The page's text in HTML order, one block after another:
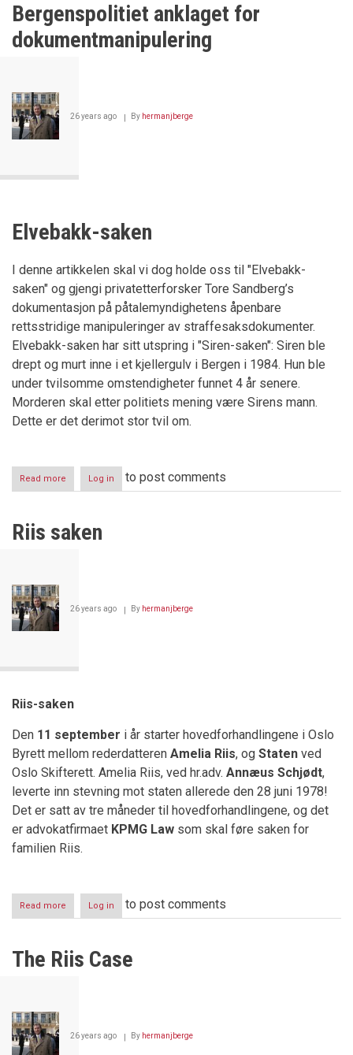
Drammen
byretts
kjennelse
Bergenspolitiet anklaget for
dokumentmanipulering
26 years ago By hermanjberge
Elvebakk-saken
I denne artikkelen skal vi dog holde oss til "Elvebakk-
saken" og gjengi privatetterforsker Tore Sandberg’s
dokumentasjon på påtalemyndighetens åpenbare
rettsstridige manipuleringer av straffesaksdokumenter.
Elvebakk-saken har sitt utspring i "Siren-saken": Siren ble
drept og murt inne i et kjellergulv i Bergen i 1984. Hun ble
under tvilsomme omstendigheter funnet 4 år senere.
Morderen skal etter politiets mening være Sirens mann.
Dette er det derimot stor tvil om.
Read more about
Bergenspolitiet
dokumentmanipulering
Log in to post comments
Riis saken
26 years ago By hermanjberge
Riis-saken
Den 11 september i år starter hovedforhandlingene i Oslo
Byrett mellom rederdatteren Amelia Riis, og Staten ved
Oslo Skifterett. Amelia Riis, ved hr.adv. Annæus Schjødt,
leverte inn stevning mot staten allerede den 28 juni 1978!
Det er satt av tre måneder til hovedforhandlingene, og det
er advokatfirmaet KPMG Law som skal føre saken for
familien Riis.
Read more about
Riis
Log in to post comments
The Riis Case
26 years ago By hermanjberge